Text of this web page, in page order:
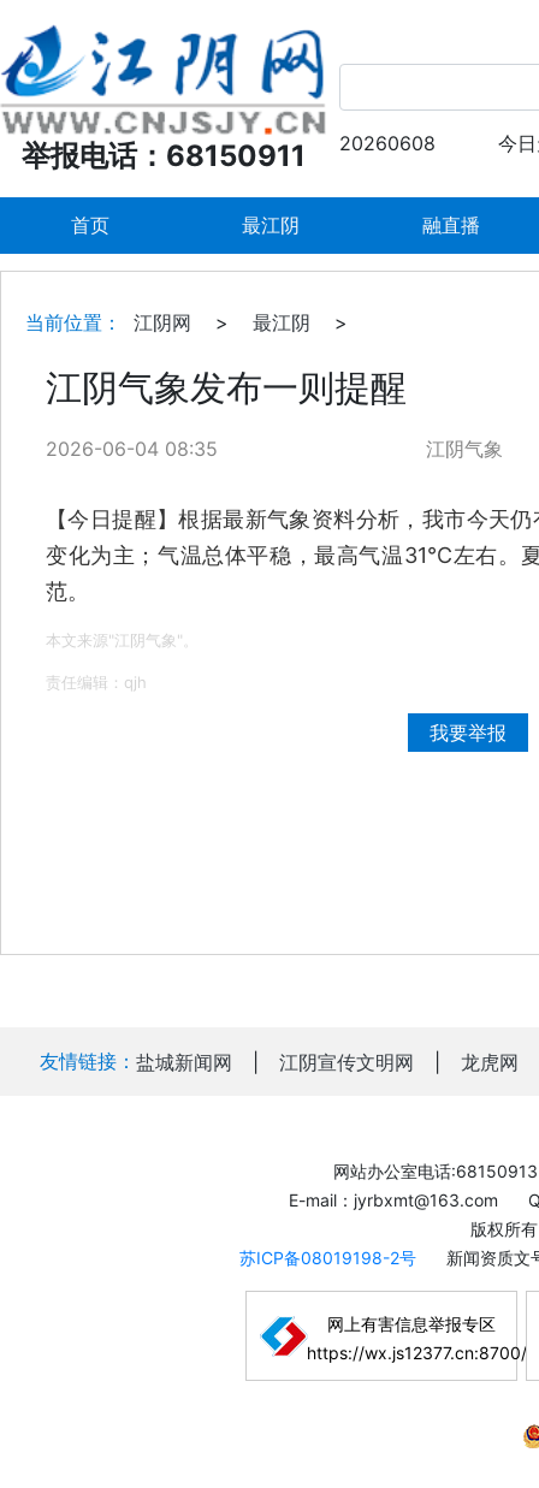
举报电话：68150911 20260608 今
首页 最江阴 融直播
当前位置： 江阴网 > 最江阴 >
江阴气象发布一则提醒
2026-06-04 08:35 江阴气象
【今日提醒】根据最新气象资料分析，我市今天
变化为主；气温总体平稳，最高气温31℃左右。
范。
本文来源"江阴气象"。
责任编辑：qjh
我要举报
友情链接： 盐城新闻网 江阴宣传文明网 龙虎网
网站办公室电话:68150913
E-mail：jyrbxmt@163.com
版权所
苏ICP备08019198-2号
新闻资质
网上有害信息举报专区
https://wx.js12377.cn:8700/